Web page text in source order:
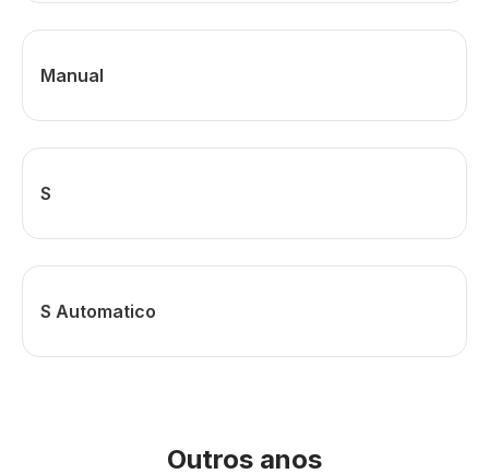
Manual
S
S Automatico
Outros anos